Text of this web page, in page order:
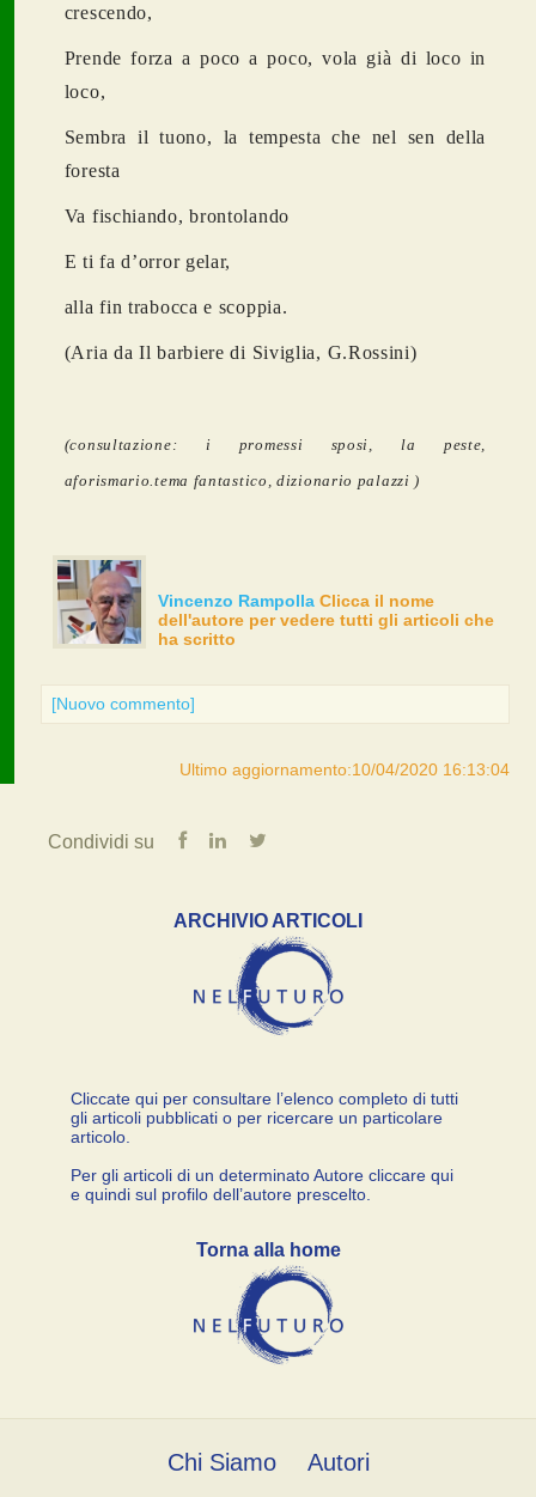
crescendo,
Prende forza a poco a poco, vola già di loco in
loco,
Sembra il tuono, la tempesta che nel sen della
foresta
Va fischiando, brontolando
E ti fa d’orror gelar,
alla fin trabocca e scoppia.
(Aria da Il barbiere di Siviglia, G.Rossini)
(consultazione: i promessi sposi, la peste,
aforismario.tema fantastico, dizionario palazzi )
Vincenzo Rampolla Clicca il nome
dell'autore per vedere tutti gli articoli che
ha scritto
[Nuovo commento]
Ultimo aggiornamento:10/04/2020 16:13:04
Condividi su
ARCHIVIO ARTICOLI
Cliccate qui per consultare l’elenco completo di tutti
gli articoli pubblicati o per ricercare un particolare
articolo.
Per gli articoli di un determinato Autore cliccare qui
e quindi sul profilo dell’autore prescelto.
Torna alla home
Chi Siamo Autori